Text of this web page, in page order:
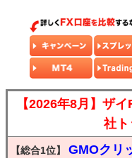
【2026年8月】ザ
社ト
【総合1位】 GMOクリ